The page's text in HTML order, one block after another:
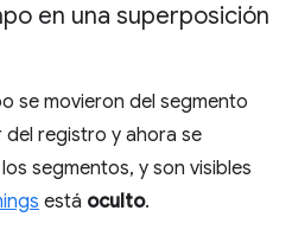
en una superposición
se movieron del segmento
registro y ahora se
segmentos, y son visibles
está oculto.